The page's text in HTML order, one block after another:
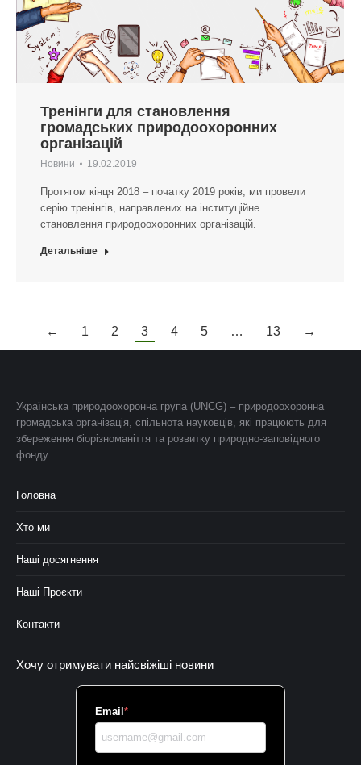
Тренінги для становлення
громадських природоохоронних
організацій
Новини 19.02.2019
Протягом кінця 2018 – початку 2019 років, ми провели
серію тренінгів, направлених на інституційне
становлення природоохоронних організацій.
Детальніше
← 1 2 3 4 5 … 13 →
Українська природоохоронна група (UNCG) – природоохоронна
громадська організація, спільнота науковців, які працюють для
збереження біорізноманіття та розвитку природно-заповідного
фонду.
Головна
Хто ми
Наші досягнення
Наші Проєкти
Контакти
Хочу отримувати найсвіжіші новини
Email *